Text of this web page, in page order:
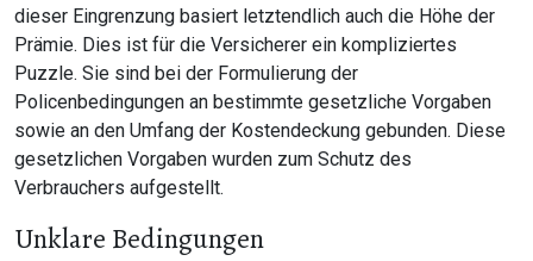
dieser Eingrenzung basiert letztendlich auch die Höhe der
Prämie. Dies ist für die Versicherer ein kompliziertes
Puzzle. Sie sind bei der Formulierung der
Policenbedingungen an bestimmte gesetzliche Vorgaben
sowie an den Umfang der Kostendeckung gebunden. Diese
gesetzlichen Vorgaben wurden zum Schutz des
Verbrauchers aufgestellt.
Unklare Bedingungen